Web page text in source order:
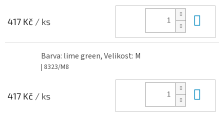
417 Kč / ks
Barva: lime green, Velikost: M
| 8323/M8
417 Kč / ks